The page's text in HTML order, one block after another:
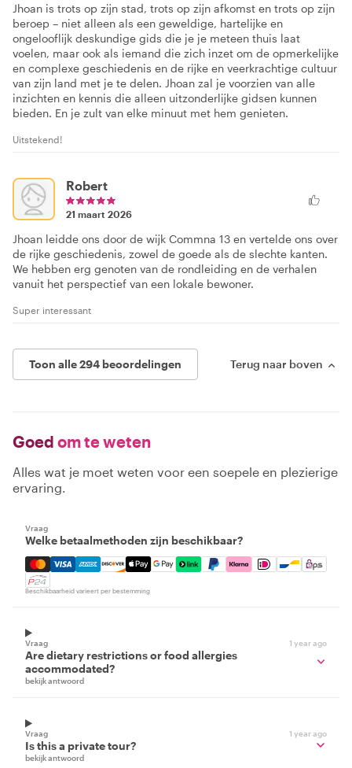
Jhoan is trots op zijn stad, trots op zijn afkomst en trots op zijn
beroep – niet alleen als een geweldige, hartelijke en
ongelooflijk deskundige gids die je je meteen thuis laat
voelen, maar ook als iemand die zich inzet om de opmerkelijke
en complexe geschiedenis en de rijke en veerkrachtige cultuur
van zijn land met je te delen. Jhoan zal je voorzien van alle
inzichten en kennis die alleen uitzonderlijke gidsen kunnen
bieden. En je zult van elke minuut met hem genieten.
Uitstekend!
Robert
21 maart 2026
Jhoan leidde ons door de wijk Commna 13 en vertelde ons over
de rijke geschiedenis, zowel de goede als de slechte kanten.
We hebben erg genoten van de rondleiding en de verhalen
vanuit het perspectief van een lokale bewoner.
Super interessant
Toon alle 294 beoordelingen Terug naar boven
Goed om te weten
Alles wat je moet weten voor een soepele en plezierige
ervaring.
Vraag
Welke betaalmethoden zijn beschikbaar?
Mastercard, Visa, Amex, Discover, Apple Pay, Google
Beschikbaarheid varieert per bestemming
Vraag 1 year ago
Are dietary restrictions or food allergies
accommodated?
bekijk antwoord
Vraag 1 year ago
Is this a private tour?
bekijk antwoord